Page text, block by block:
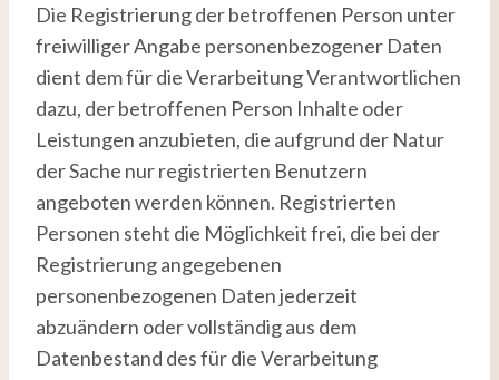
Die Registrierung der betroffenen Person unter
freiwilliger Angabe personenbezogener Daten
dient dem für die Verarbeitung Verantwortlichen
dazu, der betroffenen Person Inhalte oder
Leistungen anzubieten, die aufgrund der Natur
der Sache nur registrierten Benutzern
angeboten werden können. Registrierten
Personen steht die Möglichkeit frei, die bei der
Registrierung angegebenen
personenbezogenen Daten jederzeit
abzuändern oder vollständig aus dem
Datenbestand des für die Verarbeitung